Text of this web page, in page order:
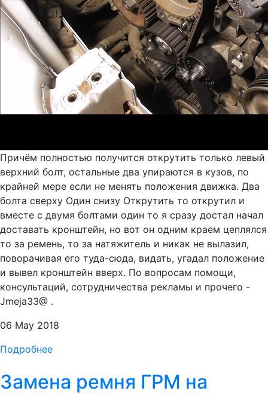
Причём полностью получится открутить только левый
верхний болт, остальные два упираются в кузов, по
крайней мере если не менять положения движка. Два
болта сверху Один снизу Открутить то открутил и
вместе с двумя болтами один то я сразу достал начал
доставать кронштейн, но вот он одним краем цеплялся
то за ремень, то за натяжитель и никак не вылазил,
поворачивая его туда-сюда, видать, угадал положение
и вывел кронштейн вверх. По вопросам помощи,
консультаций, сотрудничества рекламы и прочего -
Jmeja33@ .
06 May 2018
Подробнее
Замена ремня ГРМ на